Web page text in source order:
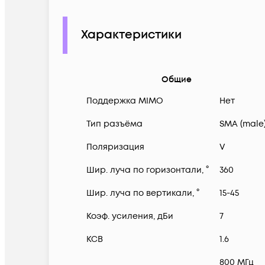
Характеристики
Общие
Поддержка MIMO
Нет
Тип разъёма SMA
Поляризация V
Шир. луча по горизонтали, ° 360
Шир. луча по вертикали, ° 15-45
Коэф. усиления, дБи 7
КСВ 1.6
800 МГц